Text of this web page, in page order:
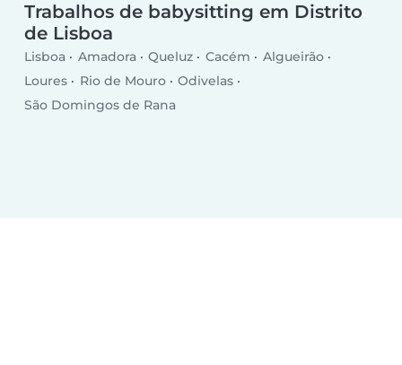
Trabalhos de babysitting em Distrito
de Lisboa
Lisboa Amadora Queluz Cacém
Algueirão
Loures
Rio de Mouro
Odivelas
São Domingos de Rana